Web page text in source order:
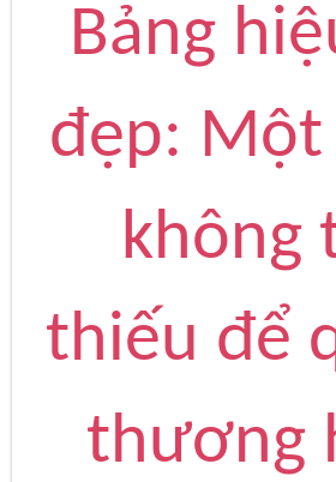
Bảng
đẹp: Một
không
thiếu để
thương